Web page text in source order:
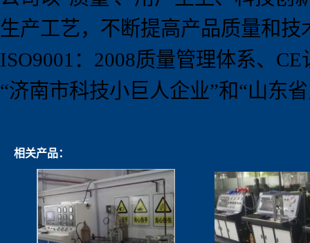
生产工艺，不断提高产品质量和
ISO9001 ： 2008质量管理体系、 CE
“济南市科技小巨人企业”和“山东
相关产品：